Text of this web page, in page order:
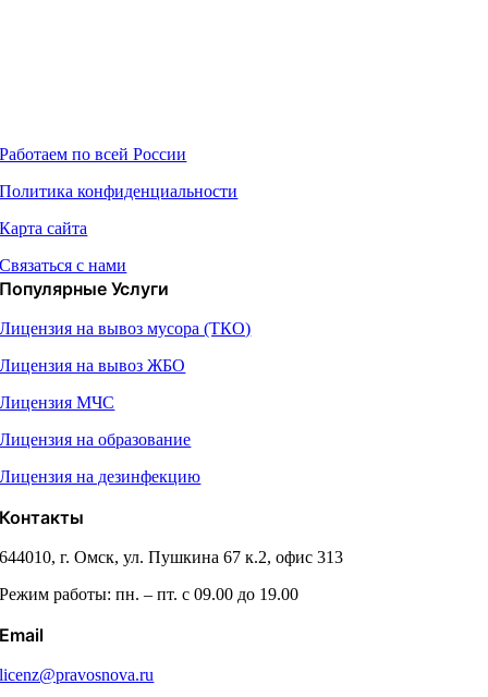
Работаем по всей России
Политика конфиденциальности
Карта сайта
Связаться с нами
Популярные Услуги
Лицензия на вывоз мусора (ТКО)
Лицензия на вывоз ЖБО
Лицензия МЧС
Лицензия на образование
Лицензия на дезинфекцию
Контакты
644010, г. Омск, ул. Пушкина 67 к.2, офис 313
Режим работы: пн. – пт. с 09.00 до 19.00
Email
licenz@pravosnova.ru